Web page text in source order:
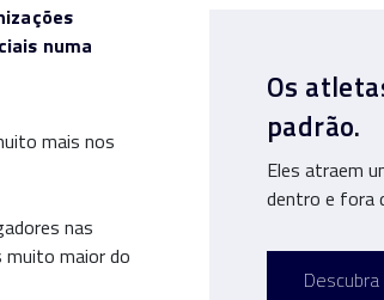
numa
mais nos
nas
muito maior do
Os
padrão.
Eles atraem
dentro e fora